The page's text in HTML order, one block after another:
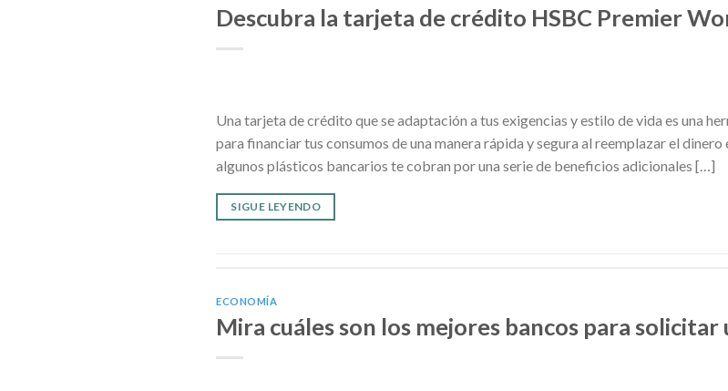
Descubra la tarjeta de crédito HSBC Premier
Una tarjeta de crédito que se adaptación a tus exigencias y estilo de vida es una
para financiar tus consumos de una manera rápida y segura al reemplazar el
algunos plásticos bancarios te cobran por una serie de beneficios adicionales […]
SIGUE LEYENDO
ECONOMÍA
Mira cuáles son los mejores bancos para